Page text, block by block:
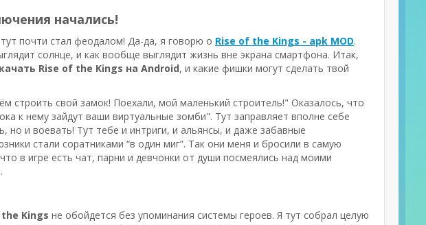
начались!
почти стал феодалом! Да-да, я говорю о Rise of the Kings - apk MOD.
солнце, и как вообще выглядит жизнь вне экрана смартфона. Итак,
Rise of the Kings на Android, и какие фишки могут сделать твой
строить свой замок! Поехали, мой маленький строитель!" Оказалось, что
к нему зайдут ваши виртуальные зомби". Тут заправляет вполне себе
но и воевать! Тут тебе и интриги, и альянсы, и даже забавные
стали соратниками “в один миг”. Так они меня и бросили в самую
в игре есть чат, парни и девчонки от души посмеялись над моими
Kings не обойдется без упоминания системы героев. Я тут собрал целую